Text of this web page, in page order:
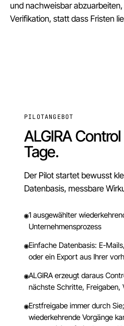
und nachweisbar
Verifikation, statt dass Fristen
PILOTANGEBOT
ALGIRA
Tage.
Der Pilot startet bewusst
Datenbasis, messbare
◉1 ausgewählter
Unternehmensprozess
◉Einfache Datenbasis: E-
oder ein Export aus Ihrer
◉ALGIRA erzeugt daraus
nächste Schritte, Freigaben,
◉Erstfreigabe immer durch
wiederkehrende Vorgänge